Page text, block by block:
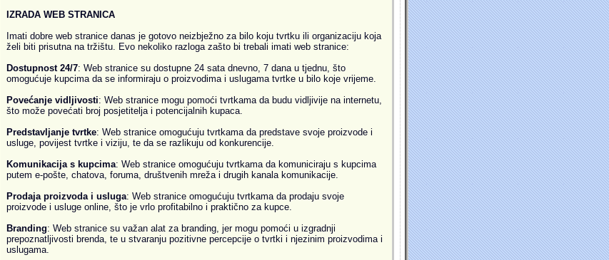
IZRADA WEB STRANICA
Imati dobre web stranice danas je gotovo neizbježno za bilo koju tvrtku ili organizaciju koja
želi biti prisutna na tržištu. Evo nekoliko razloga zašto bi trebali imati web stranice:
Dostupnost 24/7: Web stranice su dostupne 24 sata dnevno, 7 dana u tjednu, što
omogućuje kupcima da se informiraju o proizvodima i uslugama tvrtke u bilo koje vrijeme.
Povećanje vidljivosti: Web stranice mogu pomoći tvrtkama da budu vidljivije na internetu,
što može povećati broj posjetitelja i potencijalnih kupaca.
Predstavljanje tvrtke: Web stranice omogućuju tvrtkama da predstave svoje proizvode i
usluge, povijest tvrtke i viziju, te da se razlikuju od konkurencije.
Komunikacija s kupcima: Web stranice omogućuju tvrtkama da komuniciraju s kupcima
putem e-pošte, chatova, foruma, društvenih mreža i drugih kanala komunikacije.
Prodaja proizvoda i usluga: Web stranice omogućuju tvrtkama da prodaju svoje
proizvode i usluge online, što je vrlo profitabilno i praktično za kupce.
Branding: Web stranice su važan alat za branding, jer mogu pomoći u izgradnji
prepoznatljivosti brenda, te u stvaranju pozitivne percepcije o tvrtki i njezinim proizvodima i
uslugama.